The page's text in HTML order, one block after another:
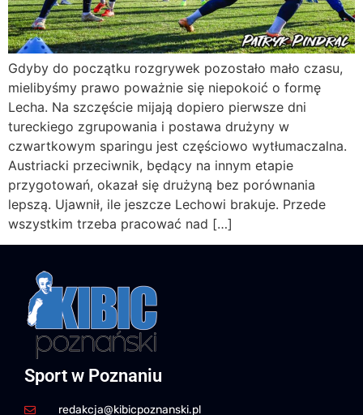
Gdyby do początku rozgrywek pozostało mało czasu,
mielibyśmy prawo poważnie się niepokoić o formę
Lecha. Na szczęście mijają dopiero pierwsze dni
tureckiego zgrupowania i postawa drużyny w
czwartkowym sparingu jest częściowo wytłumaczalna.
Austriacki przeciwnik, będący na innym etapie
przygotowań, okazał się drużyną bez porównania
lepszą. Ujawnił, ile jeszcze Lechowi brakuje. Przede
wszystkim trzeba pracować nad […]
Sport w Poznaniu
redakcja@kibicpoznanski.pl